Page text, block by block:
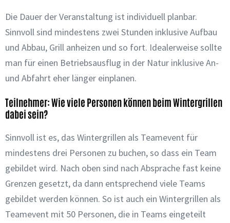
Die Dauer der Veranstaltung ist individuell planbar.
Sinnvoll sind mindestens zwei Stunden inklusive Aufbau
und Abbau, Grill anheizen und so fort. Idealerweise sollte
man für einen Betriebsausflug in der Natur inklusive An-
und Abfahrt eher länger einplanen.
Teilnehmer: Wie viele Personen können beim Wintergrillen
dabei sein?
Sinnvoll ist es, das Wintergrillen als Teamevent für
mindestens drei Personen zu buchen, so dass ein Team
gebildet wird. Nach oben sind nach Absprache fast keine
Grenzen gesetzt, da dann entsprechend viele Teams
gebildet werden können. So ist auch ein Wintergrillen als
Teamevent mit 50 Personen, die in Teams eingeteilt